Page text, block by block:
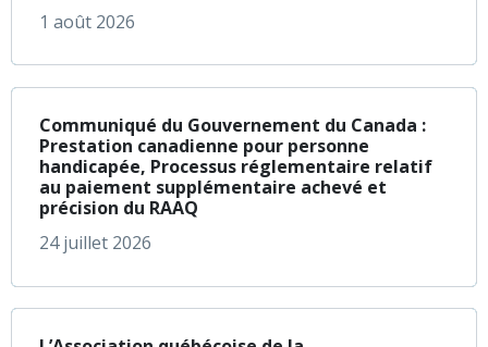
1 août 2026
Communiqué du Gouvernement du Canada :
Prestation canadienne pour personne
handicapée, Processus réglementaire relatif
au paiement supplémentaire achevé et
précision du RAAQ
24 juillet 2026
En savoir plusà propos de
En savoir plusà propos de